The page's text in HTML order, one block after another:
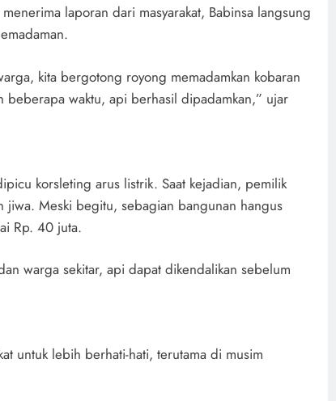
laporan dari masyarakat, Babinsa langsung
kita bergotong royong memadamkan kobaran
waktu, api berhasil dipadamkan,” ujar
korsleting arus listrik. Saat kejadian, pemilik
Meski begitu, sebagian bangunan hangus
Rp. 40 juta.
warga sekitar, api dapat dikendalikan sebelum
untuk lebih berhati-hati, terutama di musim